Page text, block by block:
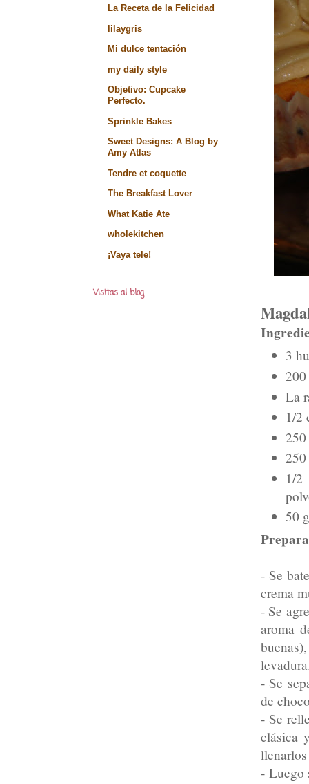
3
200
La
1/2
1/
50
- Se
crema
- Se
aroma
- Se
de
- Se
clásica
- Luego
La Receta de la Felicidad
lilaygris
Mi dulce tentación
my daily style
Objetivo: Cupcake
Perfecto.
Sprinkle Bakes
Sweet Designs: A Blog by
Amy Atlas
Tendre et coquette
The Breakfast Lover
What Katie Ate
wholekitchen
¡Vaya tele!
Visitas al blog